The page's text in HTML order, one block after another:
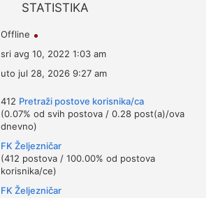
STATISTIKA
Offline
sri avg 10, 2022 1:03 am
uto jul 28, 2026 9:27 am
412 Pretraži postove korisnika/ca
(0.07% od svih postova / 0.28 post(a)/ova
dnevno)
FK Željezničar
(412 postova / 100.00% od postova
korisnika/ce)
FK Željezničar